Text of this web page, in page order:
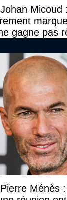
Micoud
gagne pas
Ménès